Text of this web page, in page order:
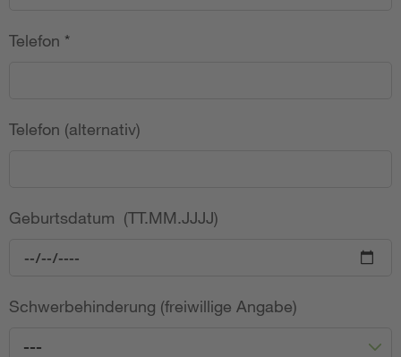
Telefon *
Telefon (alternativ)
Geburtsdatum (TT.MM.JJJJ)
Schwerbehinderung (freiwillige Angabe)
---